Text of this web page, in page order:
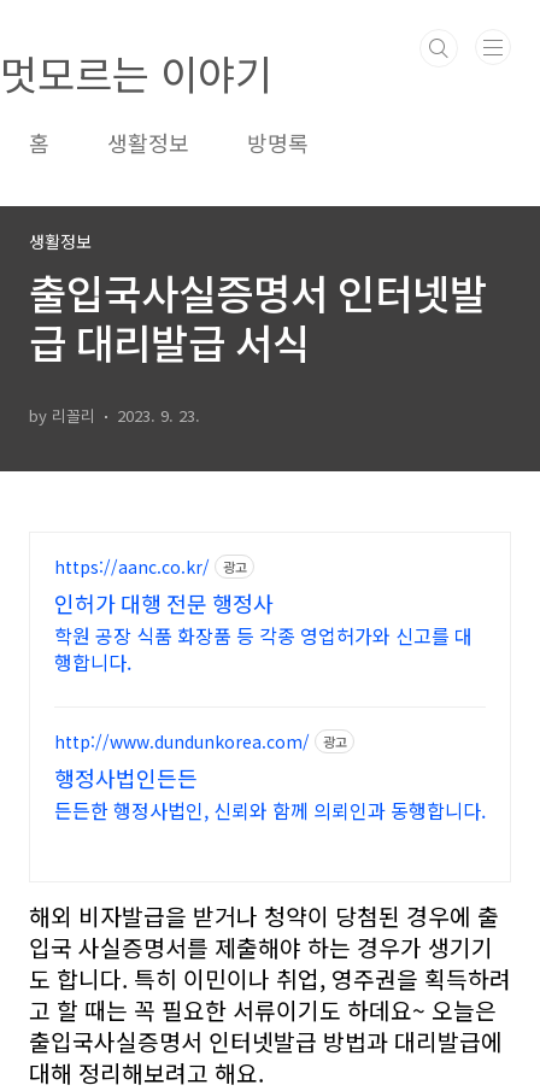
멋모르는 이야기
홈 생활정보 방명록
생활정보
출입국사실증명서 인터넷발
급 대리발급 서식
by 리꼴리 2023. 9. 23.
https://aanc.co.kr/ 광고
인허가 대행 전문 행정사
학원 공장 식품 화장품 등 각종 영업허가와 신고를 대
행합니다.
http://www.dundunkorea.com/ 광고
행정사법인든든
든든한 행정사법인, 신뢰와 함께 의뢰인과 동행합니다.
해외 비자발급을 받거나 청약이 당첨된 경우에 출
입국 사실증명서를 제출해야 하는 경우가 생기기
도 합니다. 특히 이민이나 취업, 영주권을 획득하려
고 할 때는 꼭 필요한 서류이기도 하데요~ 오늘은
출입국사실증명서 인터넷발급 방법과 대리발급에
대해 정리해보려고 해요.